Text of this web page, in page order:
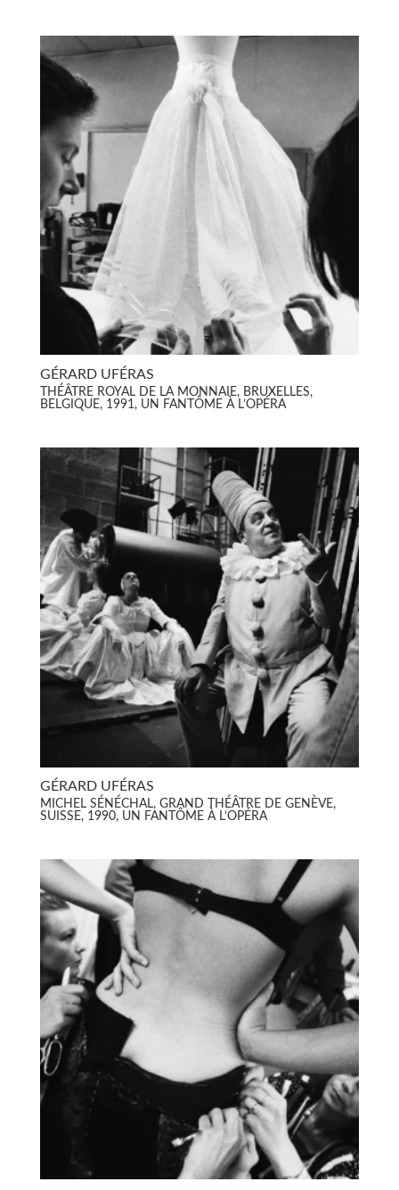
GÉRARD UFÉRAS
THÉÂTRE ROYAL DE LA MONNAIE, BRUXELLES,
BELGIQUE, 1991, UN FANTÔME À L’OPÉRA
GÉRARD UFÉRAS
MICHEL SÉNÉCHAL, GRAND THÉÂTRE DE GENÈVE,
SUISSE, 1990, UN FANTÔME À L’OPÉRA